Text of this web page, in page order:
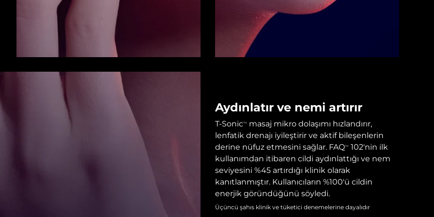
Aydınlatır ve nemi artırır
T-SonicTM
masaj mikro dolaşımı hızlandırır,
lenfatik drenajı iyileştirir ve aktif bileşenlerin
derine nüfuz etmesini sağlar. FAQTM
102'nin ilk
kullanımdan itibaren cildi aydınlattığı ve nem
seviyesini %45 artırdığı klinik olarak
kanıtlanmıştır. Kullanıcıların %100'ü cildin
enerjik göründüğünü söyledi.
Üçüncü şahıs klinik ve tüketici denemelerine dayalıdır